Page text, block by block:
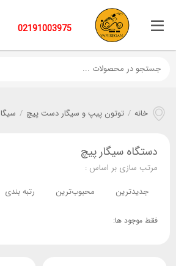
02191003975
خانه / توتون پیپ و سیگار دست پیچ /
دستگاه سیگار پیچ
مرتب سازی بر اساس :
جدیدترین
محبوب‌ترین رتبه بندی
فقط موجود ها: